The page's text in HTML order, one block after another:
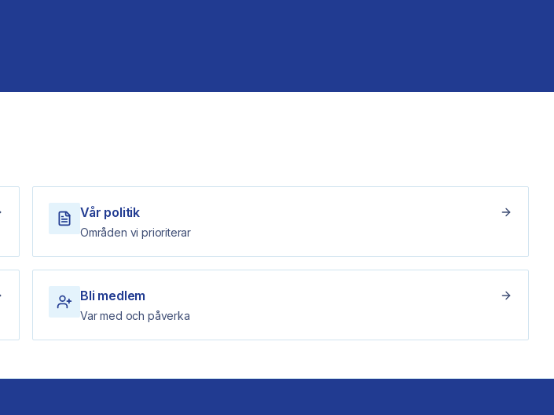
Vår politik
Områden vi prioriterar
Bli medlem
Var med och påverka